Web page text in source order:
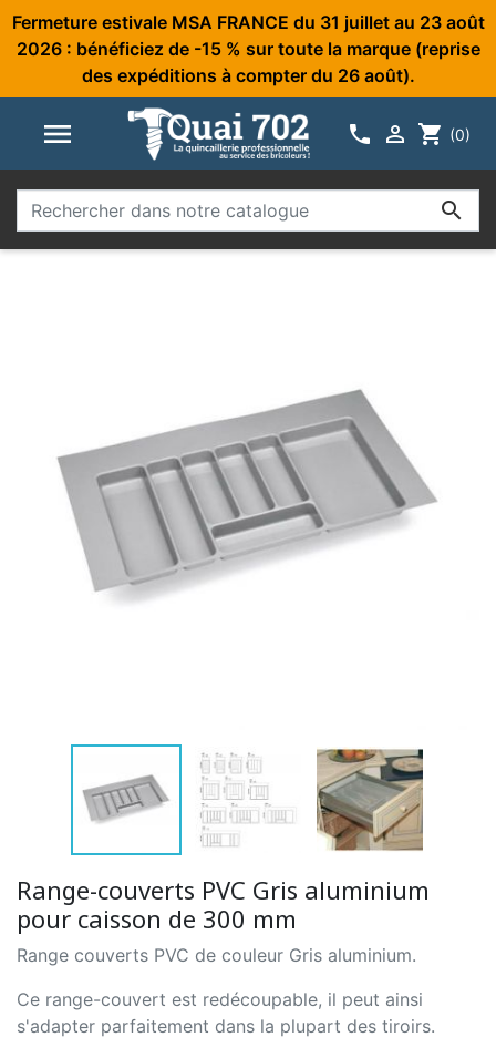
Fermeture estivale MSA FRANCE du 31 juillet au 23 août
2026 : bénéficiez de -15 % sur toute la marque (reprise
des expéditions à compter du 26 août).
   shopping_cart (0)

Range-couverts PVC Gris aluminium
pour caisson de 300 mm
Range couverts PVC de couleur Gris aluminium.
Ce range-couvert est redécoupable, il peut ainsi
s'adapter parfaitement dans la plupart des tiroirs.